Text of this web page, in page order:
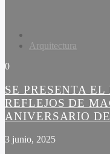
Arquitectura
0
SE PRESENTA
REFLEJOS DE
ANIVERSARIO
3 junio, 2025